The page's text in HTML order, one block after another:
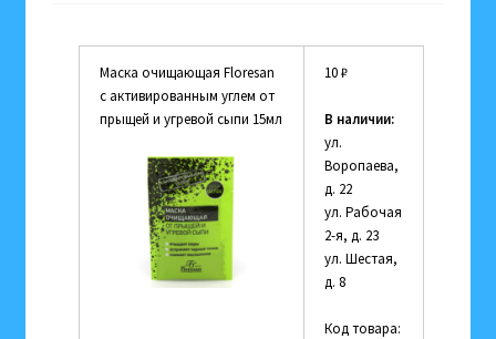
Маска очищающая Floresan
с активированным углем от
прыщей и угревой сыпи 15мл
10₽
В наличии:
ул.
Воропаева,
д. 22
ул. Рабочая
2-я, д. 23
ул. Шестая,
д. 8
Код товара: